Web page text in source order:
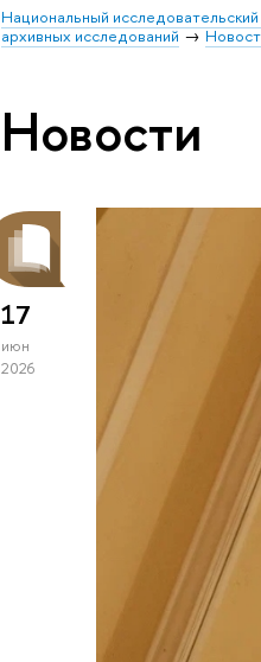
Национальный
архивных исследований
Новости
17
июн
2026